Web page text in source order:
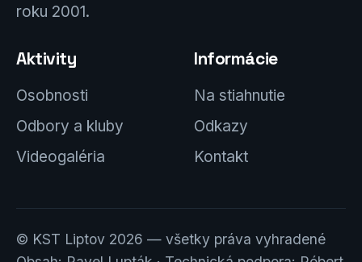
roku 2001.
Aktivity
Osobnosti
Odbory a kluby
Videogaléria
Informácie
Na stiahnutie
Odkazy
Kontakt
© KST Liptov 2026 — všetky práva vyhradené